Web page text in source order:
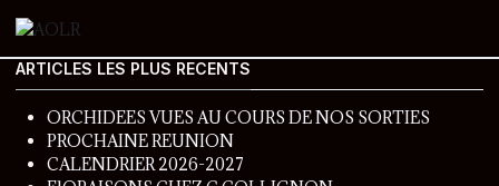
ARTICLES LES PLUS RECENTS
ORCHIDEES VUES AU COURS DE NOS SORTIES
PROCHAINE REUNION
CALENDRIER 2026-2027